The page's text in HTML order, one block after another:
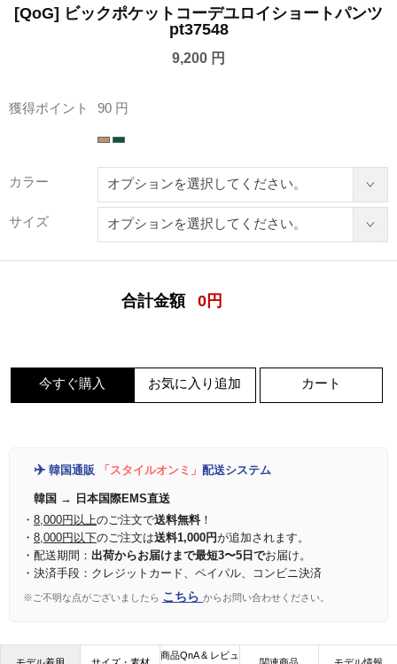
[QoG] ビックポケットコーデユロイショートパンツ
pt37548
9,200 円
獲得ポイント 90 円
カラー
サイズ
合計金額 0 円
今すぐ購入 お気に入り追加 カート
✈️ 韓国通販 「スタイルオンミ」 配送システム
韓国 → 日本国際EMS直送
・ 8,000円以上のご注文で送料無料！
・ 8,000円以下のご注文は送料1,000円が追加されます。
・配送期間： 出荷からお届けまで最短3〜5日でお届け。
・決済手段：クレジットカード、ペイパル、コンビニ決済
※ご不明な点がございましたら こちら からお問い合わせください。
商品QnA & レビュ